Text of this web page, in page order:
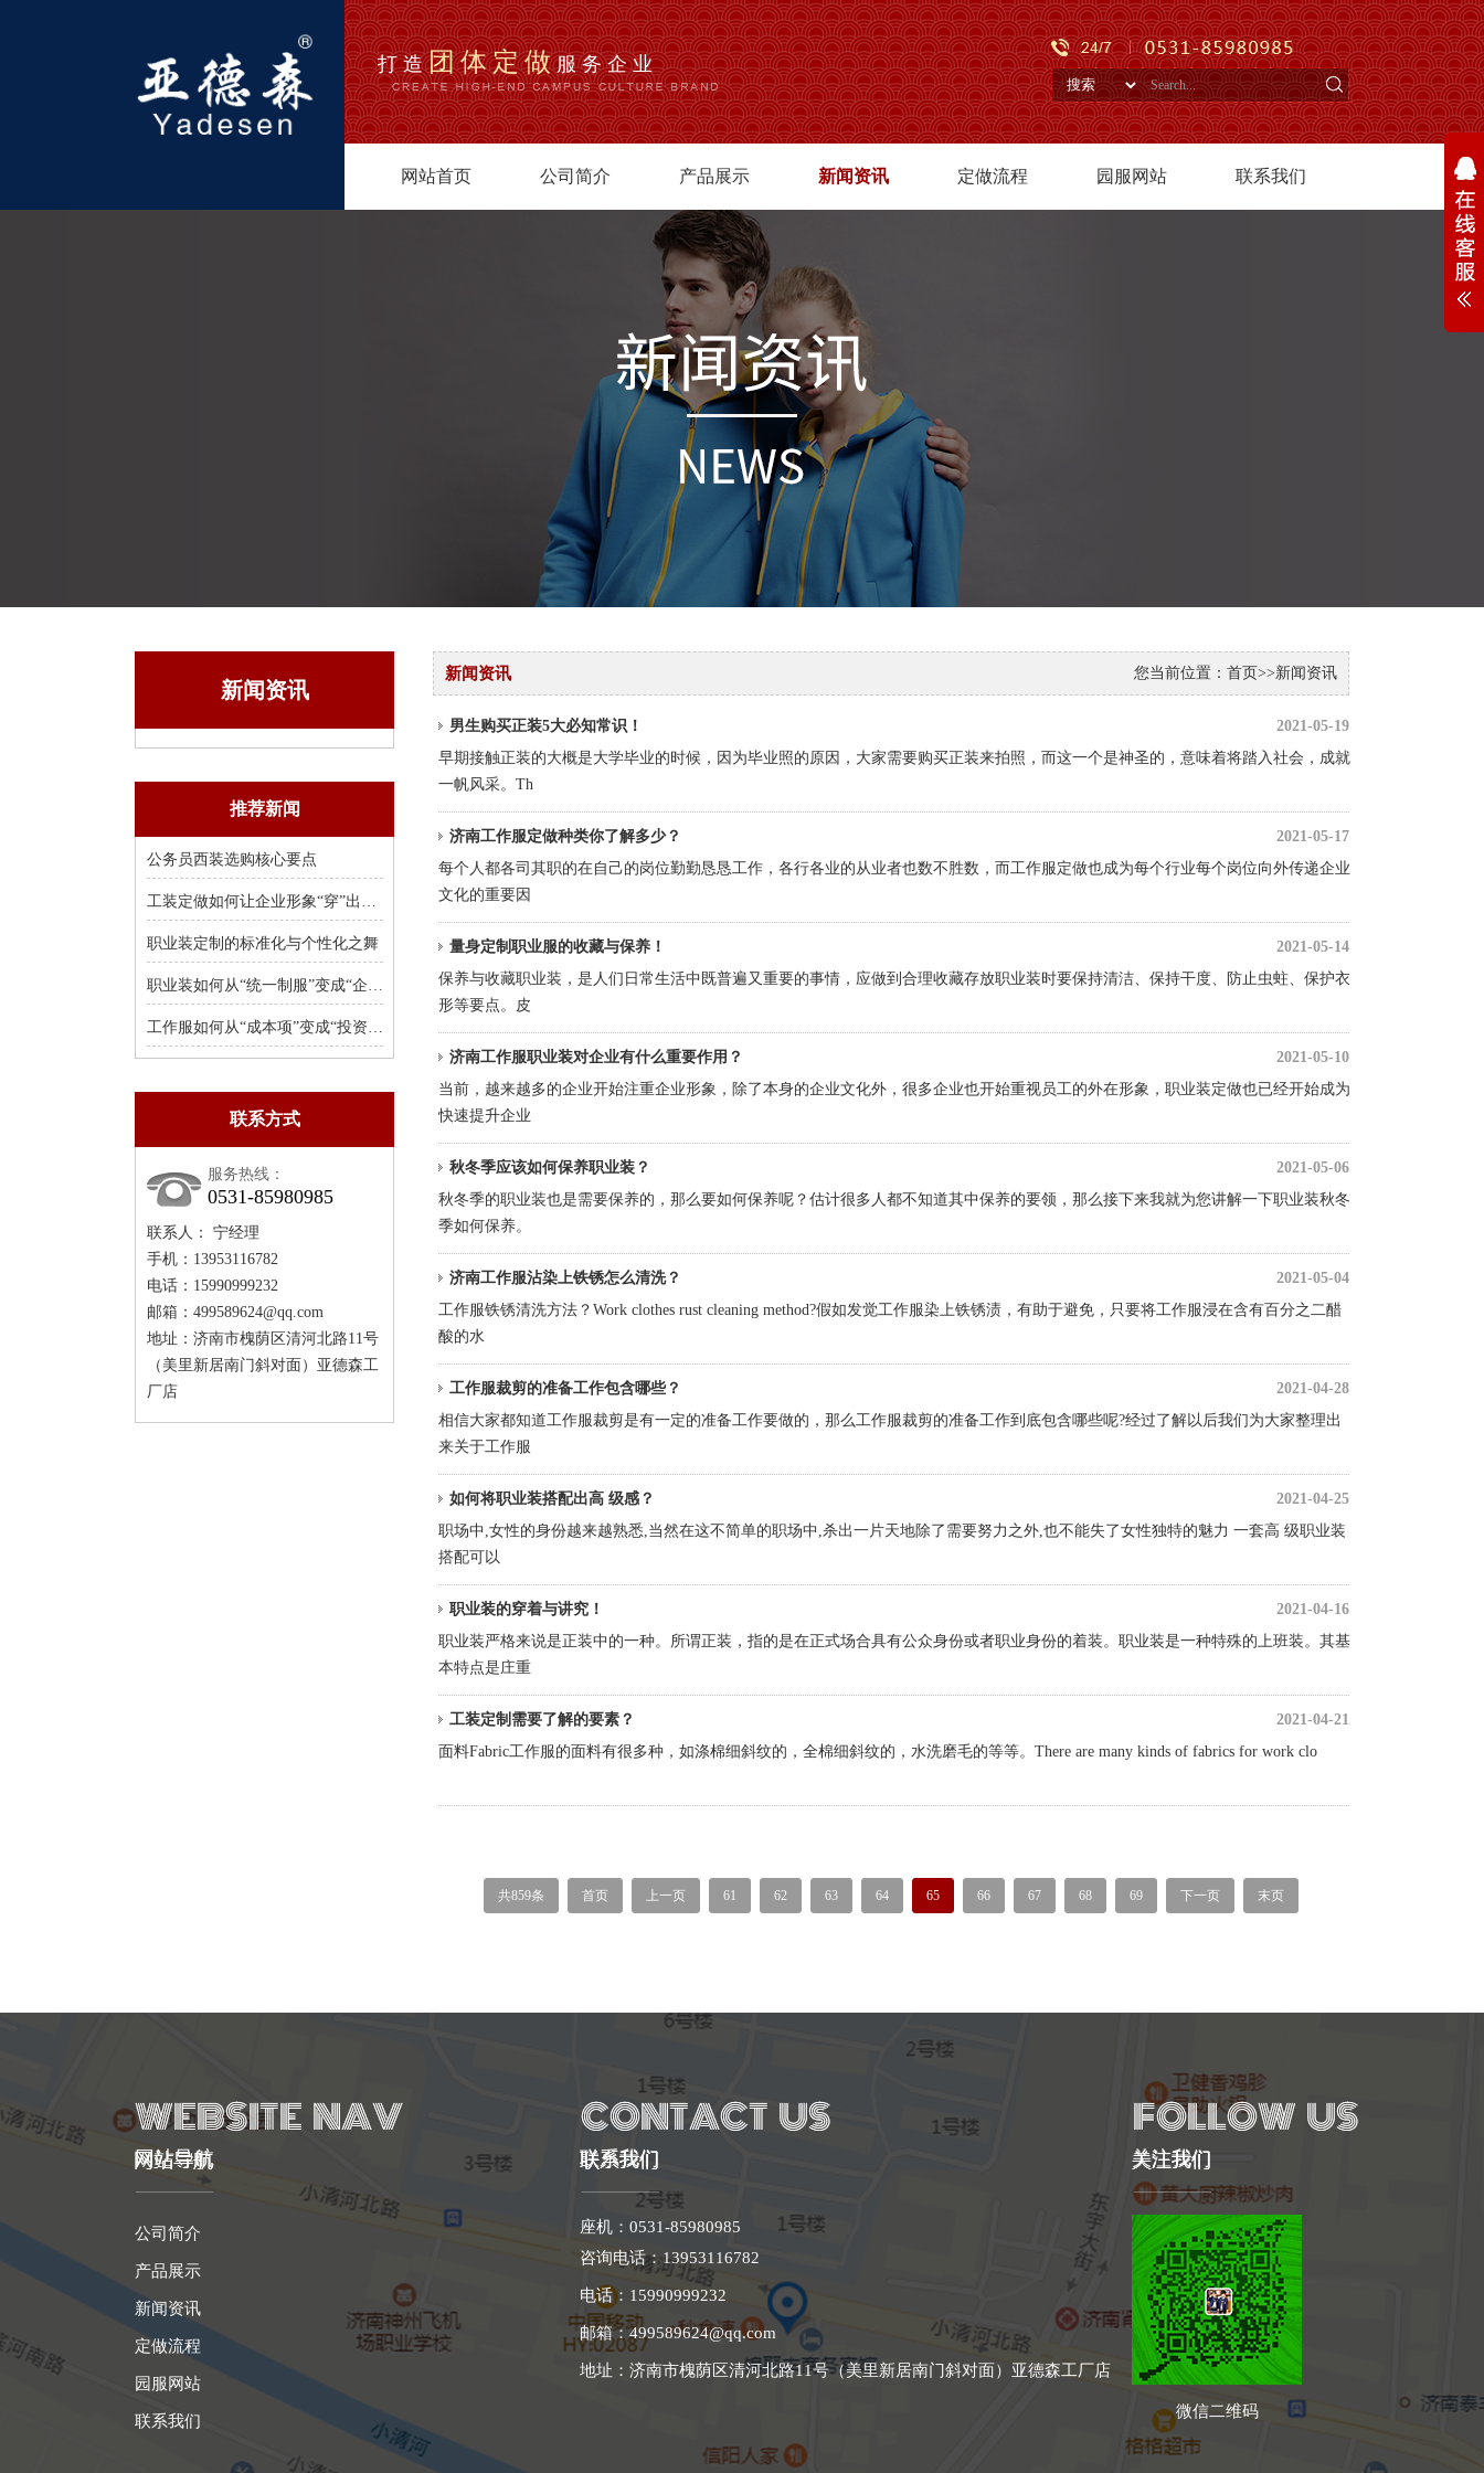
打造团体定做服务企业
网站首页 公司简介 产品展示 新闻资讯 定做流程 园服网站 联系我们
新闻资讯
推荐新闻
公务员西装选购核心要点
工装定做如何让企业形象“穿”出来？
职业装定制的标准化与个性化之舞
职业装如何从“统一制服”变成“企业名片”
工作服如何从“成本项”变成“投资项”
联系方式
服务热线：
0531-85980985
联系人： 宁经理
手机：13953116782
电话：15990999232
邮箱：499589624@qq.com
地址：济南市槐荫区清河北路11号
（美里新居南门斜对面）亚德森工
厂店
您当前位置： 首页>>新闻资讯
新闻资讯
2021-05-19
男生购买正装5大必知常识！
早期接触正装的大概是大学毕业的时候，因为毕业照的原因，大家需要购买正装来拍照，而这一个是神圣的，意味着将踏入社会，成就
一帆风采。Th
2021-05-17
济南工作服定做种类你了解多少？
每个人都各司其职的在自己的岗位勤勤恳恳工作，各行各业的从业者也数不胜数，而工作服定做也成为每个行业每个岗位向外传递企业
文化的重要因
2021-05-14
量身定制职业服的收藏与保养！
保养与收藏职业装，是人们日常生活中既普遍又重要的事情，应做到合理收藏存放职业装时要保持清洁、保持干度、防止虫蛀、保护衣
形等要点。皮
2021-05-10
济南工作服职业装对企业有什么重要作用？
当前，越来越多的企业开始注重企业形象，除了本身的企业文化外，很多企业也开始重视员工的外在形象，职业装定做也已经开始成为
快速提升企业
2021-05-06
秋冬季应该如何保养职业装？
秋冬季的职业装也是需要保养的，那么要如何保养呢？估计很多人都不知道其中保养的要领，那么接下来我就为您讲解一下职业装秋冬
季如何保养。
2021-05-04
济南工作服沾染上铁锈怎么清洗？
工作服铁锈清洗方法？Work clothes rust cleaning method?假如发觉工作服染上铁锈渍，有助于避免，只要将工作服浸在含有百分之二醋
酸的水
2021-04-28
工作服裁剪的准备工作包含哪些？
相信大家都知道工作服裁剪是有一定的准备工作要做的，那么工作服裁剪的准备工作到底包含哪些呢?经过了解以后我们为大家整理出
来关于工作服
2021-04-25
如何将职业装搭配出高 级感？
职场中,女性的身份越来越熟悉,当然在这不简单的职场中,杀出一片天地除了需要努力之外,也不能失了女性独特的魅力 一套高 级职业装
搭配可以
2021-04-16
职业装的穿着与讲究！
职业装严格来说是正装中的一种。所谓正装，指的是在正式场合具有公众身份或者职业身份的着装。职业装是一种特殊的上班装。其基
本特点是庄重
2021-04-21
工装定制需要了解的要素？
面料Fabric工作服的面料有很多种，如涤棉细斜纹的，全棉细斜纹的，水洗磨毛的等等。There are many kinds of fabrics for work clo
共859条 首页 上一页 61 62 63 64 65 66 67 68 69 下一页 末页
网站导航
公司简介
产品展示
新闻资讯
定做流程
园服网站
联系我们
联系我们
座机：0531-85980985
咨询电话： 13953116782
电话：15990999232
邮箱：499589624@qq.com
地址：济南市槐荫区清河北路11号（美里新居南门斜对面）亚德森工厂店
关注我们
微信二维码